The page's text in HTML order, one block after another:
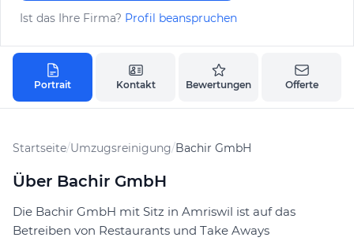
Ist das Ihre Firma? Profil beanspruchen
Portrait Kontakt Bewertungen Offerte
Startseite/Umzugsreinigung/Bachir GmbH
Über Bachir GmbH
Die Bachir GmbH mit Sitz in Amriswil ist auf das
Betreiben von Restaurants und Take Aways